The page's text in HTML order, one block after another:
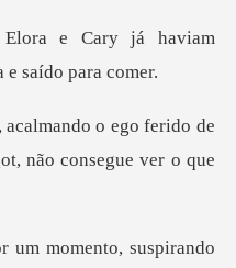
Cary já haviam
ferido de
não